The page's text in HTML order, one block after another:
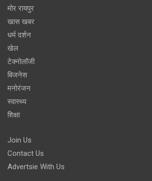
मोर रायपुर
खास खबर
धर्म दर्शन
खेल
टेक्नोलॉजी
बिजनेस
मनोरंजन
स्वास्थ्य
शिक्षा
Join Us
Contact Us
Advertsie With Us